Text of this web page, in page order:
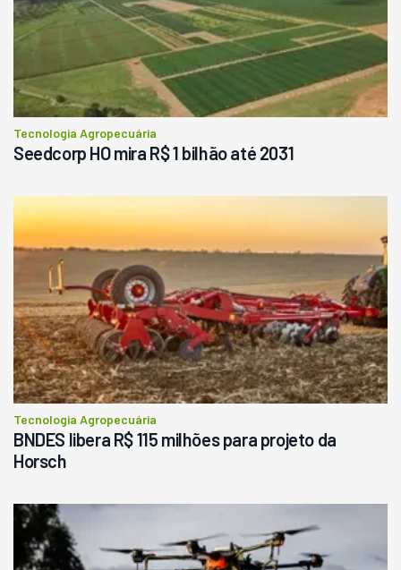
Tecnologia Agropecuária
Seedcorp HO mira R$ 1 bilhão até 2031
Tecnologia Agropecuária
BNDES libera R$ 115 milhões para projeto da
Horsch